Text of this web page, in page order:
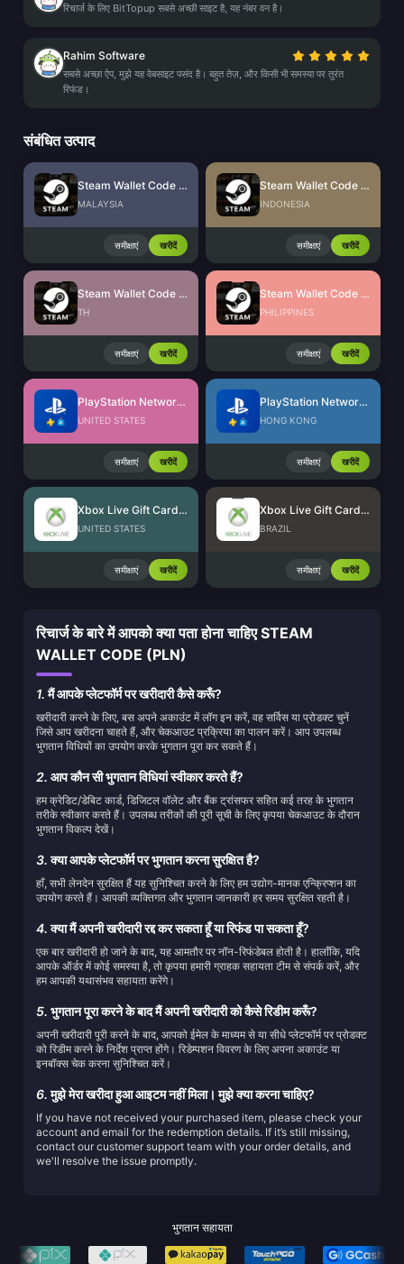
रिचार्ज के लिए BitTopup सबसे अच्छी साइट है, यह नंबर वन है।
Rahim Software
सबसे अच्छा ऐप, मुझे यह वेबसाइट पसंद है। बहुत तेज़, और किसी भी समस्या पर तुरंत
रिफंड।
संबंधित उत्पाद
Steam Wallet Code (MYR)
MALAYSIA
समीक्षाएं खरीदें
Steam Wallet Code (IDR)
INDONESIA
समीक्षाएं खरीदें
Steam Wallet Code (THB)
TH
समीक्षाएं खरीदें
Steam Wallet Code (PHP)
PHILIPPINES
समीक्षाएं खरीदें
PlayStation Network Card (US)
UNITED STATES
समीक्षाएं खरीदें
PlayStation Network Card (HK)
HONG KONG
समीक्षाएं खरीदें
Xbox Live Gift Card (US)
UNITED STATES
समीक्षाएं खरीदें
Xbox Live Gift Card (BR)
BRAZIL
समीक्षाएं खरीदें
रिचार्ज के बारे में आपको क्या पता होना चाहिए STEAM
WALLET CODE (PLN)
1.मैं आपके प्लेटफॉर्म पर खरीदारी कैसे करूँ?
खरीदारी करने के लिए, बस अपने अकाउंट में लॉग इन करें, वह सर्विस या प्रोडक्ट चुनें
जिसे आप खरीदना चाहते हैं, और चेकआउट प्रक्रिया का पालन करें। आप उपलब्ध
भुगतान विधियों का उपयोग करके भुगतान पूरा कर सकते हैं।
2. आप कौन सी भुगतान विधियां स्वीकार करते हैं?
हम क्रेडिट/डेबिट कार्ड, डिजिटल वॉलेट और बैंक ट्रांसफर सहित कई तरह के भुगतान
तरीके स्वीकार करते हैं। उपलब्ध तरीकों की पूरी सूची के लिए कृपया चेकआउट के दौरान
भुगतान विकल्प देखें।
3.क्या आपके प्लेटफॉर्म पर भुगतान करना सुरक्षित है?
हाँ, सभी लेनदेन सुरक्षित हैं यह सुनिश्चित करने के लिए हम उद्योग-मानक एन्क्रिप्शन का
उपयोग करते हैं। आपकी व्यक्तिगत और भुगतान जानकारी हर समय सुरक्षित रहती है।
4.क्या मैं अपनी खरीदारी रद्द कर सकता हूँ या रिफंड पा सकता हूँ?
एक बार खरीदारी हो जाने के बाद, यह आमतौर पर नॉन-रिफंडेबल होती है। हालाँकि, यदि
आपके ऑर्डर में कोई समस्या है, तो कृपया हमारी ग्राहक सहायता टीम से संपर्क करें, और
हम आपकी यथासंभव सहायता करेंगे।
5. भुगतान पूरा करने के बाद मैं अपनी खरीदारी को कैसे रिडीम करूँ?
अपनी खरीदारी पूरी करने के बाद, आपको ईमेल के माध्यम से या सीधे प्लेटफॉर्म पर प्रोडक्ट
को रिडीम करने के निर्देश प्राप्त होंगे। रिडेम्पशन विवरण के लिए अपना अकाउंट या
इनबॉक्स चेक करना सुनिश्चित करें।
6.मुझे मेरा खरीदा हुआ आइटम नहीं मिला। मुझे क्या करना चाहिए?
If you have not received your purchased item, please check your
account and email for the redemption details. If it’s still missing,
contact our customer support team with your order details, and
we'll resolve the issue promptly.
भुगतान सहायता